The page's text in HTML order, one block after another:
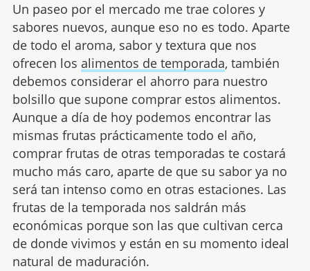
Un paseo por el mercado me trae colores y
sabores nuevos, aunque eso no es todo. Aparte
de todo el aroma, sabor y textura que nos
ofrecen los alimentos de temporada, también
debemos considerar el ahorro para nuestro
bolsillo que supone comprar estos alimentos.
Aunque a día de hoy podemos encontrar las
mismas frutas prácticamente todo el año,
comprar frutas de otras temporadas te costará
mucho más caro, aparte de que su sabor ya no
será tan intenso como en otras estaciones. Las
frutas de la temporada nos saldrán más
económicas porque son las que cultivan cerca
de donde vivimos y están en su momento ideal
natural de maduración.